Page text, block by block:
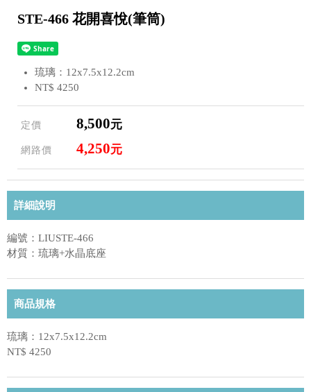
STE-466 花開喜悅(筆筒)
琉璃：12x7.5x12.2cm
NT$ 4250
定價 8,500元
網路價 4,250元
詳細說明
編號：LIUSTE-466
材質：琉璃+水晶底座
商品規格
琉璃：12x7.5x12.2cm
NT$ 4250